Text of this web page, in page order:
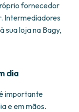
fornecedor
Intermediadores
sua loja na Bagy,
dia
importante
e em mãos.